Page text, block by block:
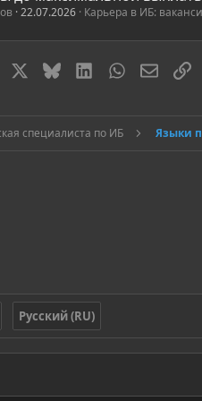
22.07.2026 Карьера в ИБ:
FacebookBlueskyLinkedInWhatsApp
специалиста по ИБ Языки
Русский (RU)